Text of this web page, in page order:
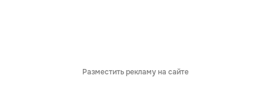
Разместить рекламу на сайте